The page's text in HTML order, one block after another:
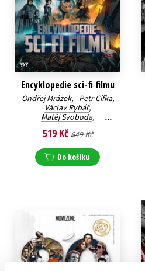
Encyklopedie sci-fi filmu
Ondřej Mrázek, Petr Cífka,
Václav Rybář,
Matěj Svoboda,
Karel Ryška
Mojmír Sedláček
Petr Čihula, Filip Brouk
Tomáš Krause, Marek Mičke
519 Kč 649 Kč
Do košíku